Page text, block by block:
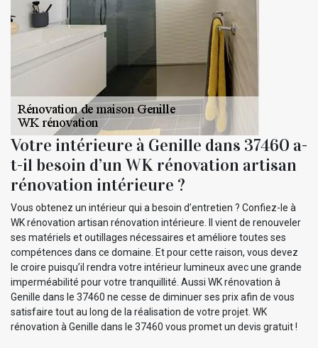
Votre intérieure à Genille dans 37460 a-
t-il besoin d’un WK rénovation artisan
rénovation intérieure ?
Vous obtenez un intérieur qui a besoin d’entretien ? Confiez-le à
WK rénovation artisan rénovation intérieure. Il vient de renouveler
ses matériels et outillages nécessaires et améliore toutes ses
compétences dans ce domaine. Et pour cette raison, vous devez
le croire puisqu’il rendra votre intérieur lumineux avec une grande
imperméabilité pour votre tranquillité. Aussi WK rénovation à
Genille dans le 37460 ne cesse de diminuer ses prix afin de vous
satisfaire tout au long de la réalisation de votre projet. WK
rénovation à Genille dans le 37460 vous promet un devis gratuit !